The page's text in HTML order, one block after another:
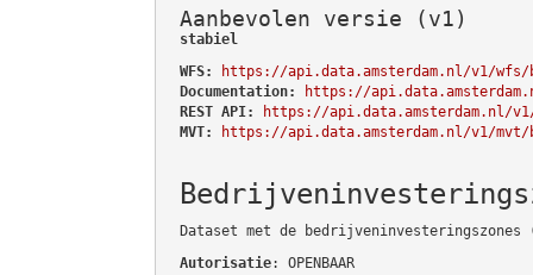
Aanbevolen versie (v1)
stabiel
WFS:
https://api.data.amsterdam.nl/v1/wfs/
Documentation:
https://
REST API:
https://api.data.amsterdam.nl/
MVT:
https://api.data.amsterdam.nl/v1/mvt/
Dataset met de bedrijveninvesteringszones
Autorisatie: OPENBAAR